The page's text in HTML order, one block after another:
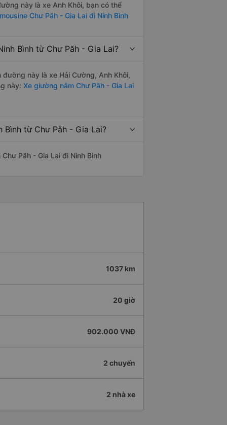
này là xe Anh Khôi, bạn có thể
Chư Păh - Gia Lai đi Ninh Bình
Bình từ Chư Păh - Gia Lai?
này là xe Hải Cường, Anh Khôi,
này: Xe giường nằm Chư Păh - Gia Lai
từ Chư Păh - Gia Lai?
Păh - Gia Lai đi Ninh Bình
1037 km
20 giờ
902.000 VNĐ
2 chuyến
2 nhà xe